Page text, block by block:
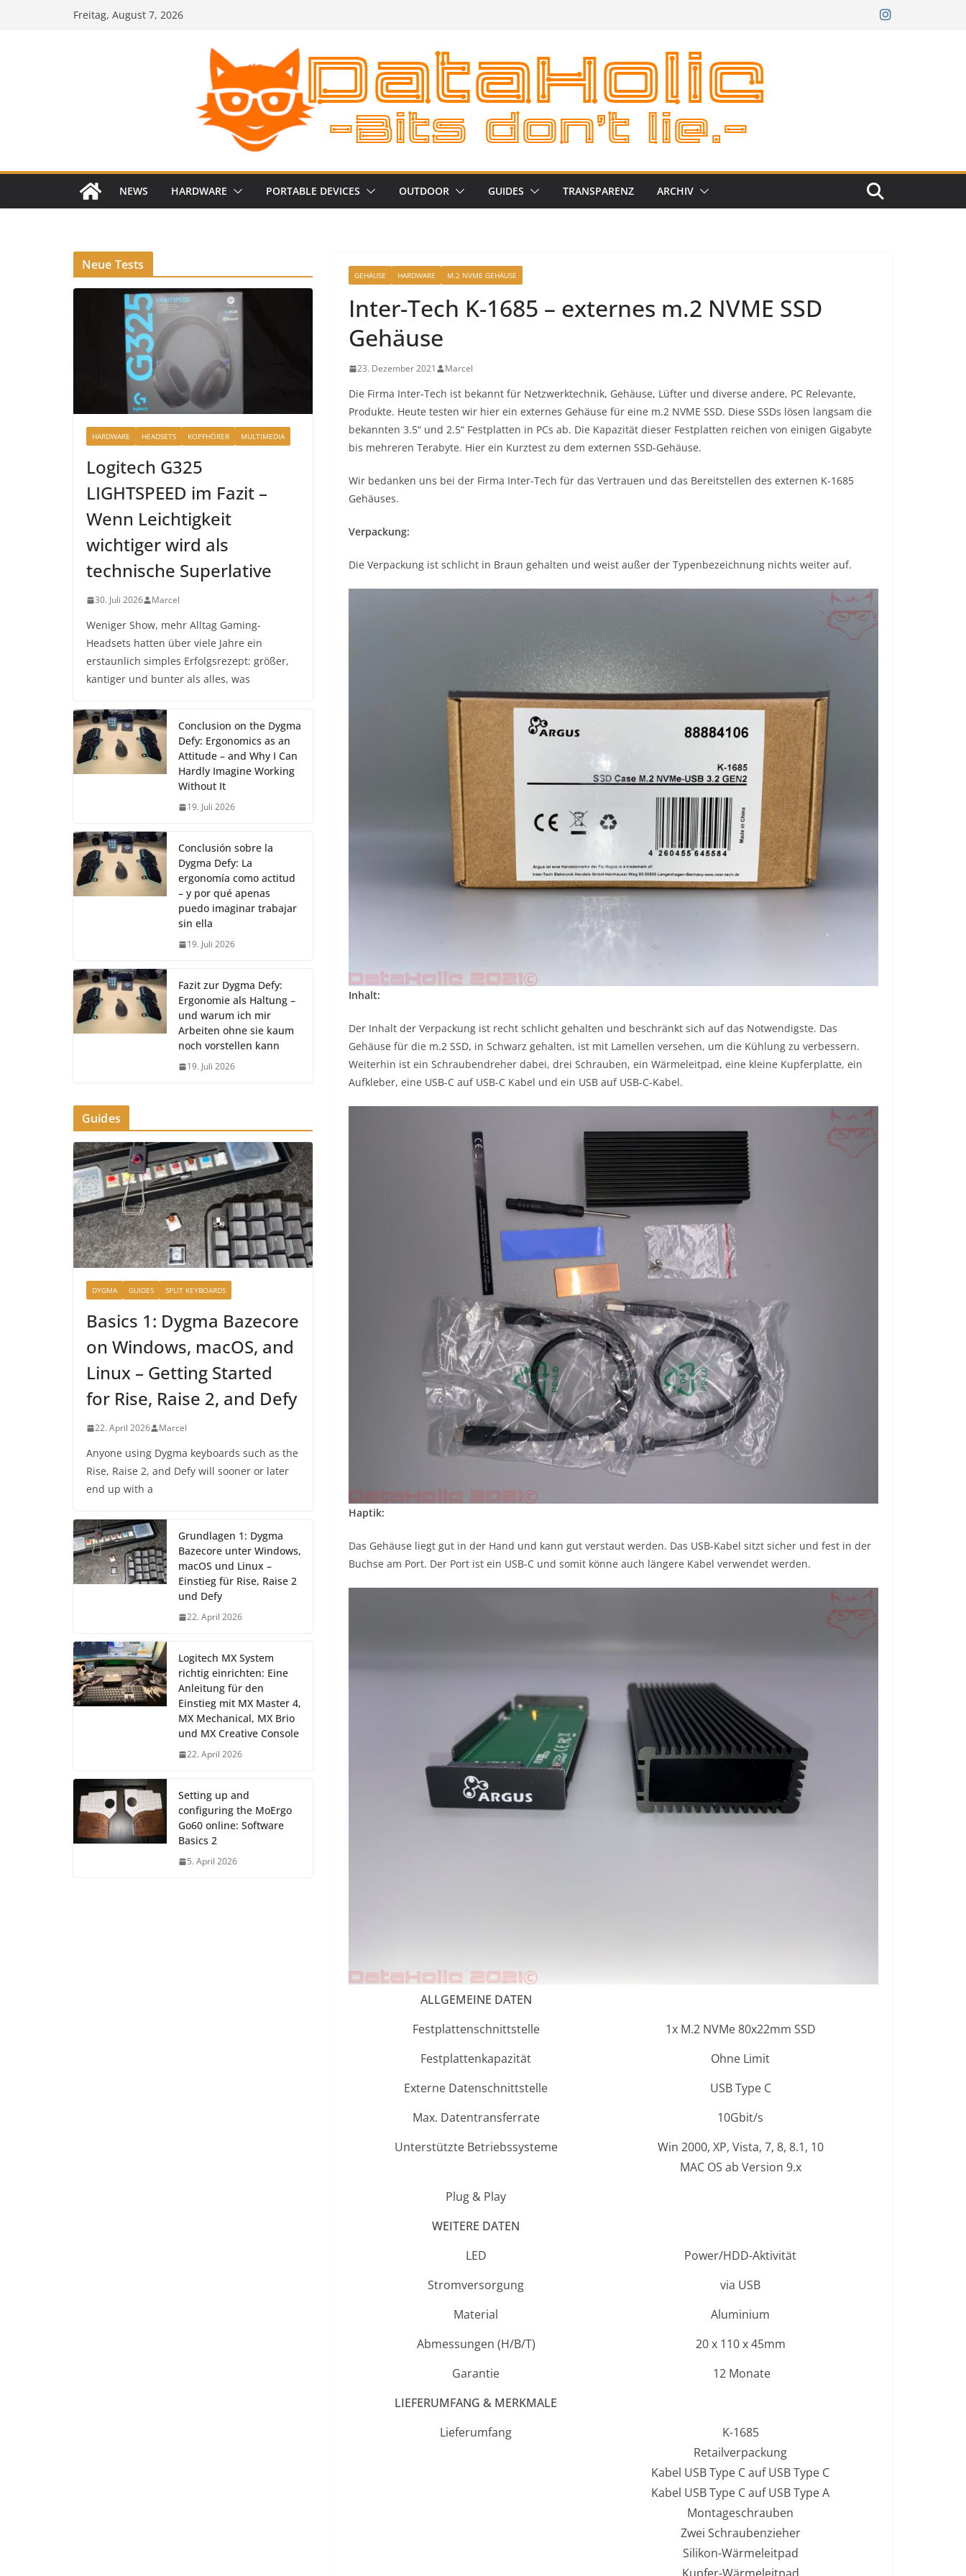
Freitag, August 7, 2026
NEWS HARDWARE PORTABLE DEVICES OUTDOOR GUIDES TRANSPARENZ ARCHIV
GEHÄUSE HARDWARE M.2 NVME GEHÄUSE
Inter-Tech K-1685 – externes m.2 NVME SSD
Gehäuse
23. Dezember 2021 Marcel
Die Firma Inter-Tech ist bekannt für Netzwerktechnik, Gehäuse, Lüfter und diverse andere, PC Relevante,
Produkte. Heute testen wir hier ein externes Gehäuse für eine m.2 NVME SSD. Diese SSDs lösen langsam die
bekannten 3.5“ und 2.5“ Festplatten in PCs ab. Die Kapazität dieser Festplatten reichen von einigen Gigabyte
bis mehreren Terabyte. Hier ein Kurztest zu dem externen SSD-Gehäuse.
Wir bedanken uns bei der Firma Inter-Tech für das Vertrauen und das Bereitstellen des externen K-1685
Gehäuses.
Verpackung:
Die Verpackung ist schlicht in Braun gehalten und weist außer der Typenbezeichnung nichts weiter auf.
Inhalt:
Der Inhalt der Verpackung ist recht schlicht gehalten und beschränkt sich auf das Notwendigste. Das
Gehäuse für die m.2 SSD, in Schwarz gehalten, ist mit Lamellen versehen, um die Kühlung zu verbessern.
Weiterhin ist ein Schraubendreher dabei, drei Schrauben, ein Wärmeleitpad, eine kleine Kupferplatte, ein
Aufkleber, eine USB-C auf USB-C Kabel und ein USB auf USB-C-Kabel.
Haptik:
Das Gehäuse liegt gut in der Hand und kann gut verstaut werden. Das USB-Kabel sitzt sicher und fest in der
Buchse am Port. Der Port ist ein USB-C und somit könne auch längere Kabel verwendet werden.
ALLGEMEINE DATEN
Festplattenschnittstelle
1x M.2 NVMe 80x22mm SSD
Festplattenkapazität
Ohne Limit
Externe Datenschnittstelle
USB Type C
Max. Datentransferrate
10Gbit/s
Unterstützte Betriebssysteme
Win 2000, XP, Vista, 7, 8, 8.1, 10
MAC OS ab Version 9.x
Plug & Play
WEITERE DATEN
LED
Power/HDD-Aktivität
Stromversorgung
via USB
Material
Aluminium
Abmessungen (H/B/T)
20 x 110 x 45mm
Garantie
12 Monate
LIEFERUMFANG & MERKMALE
Lieferumfang
K-1685
Retailverpackung
Kabel USB Type C auf USB Type C
Kabel USB Type C auf USB Type A
Montageschrauben
Zwei Schraubenzieher
Silikon-Wärmeleitpad
Neue Tests
HARDWARE HEADSETS KOPFHÖRER MULTIMEDIA
Logitech G325
LIGHTSPEED im Fazit –
Wenn Leichtigkeit
wichtiger wird als
technische Superlative
30. Juli 2026 Marcel
Weniger Show, mehr Alltag Gaming-
Headsets hatten über viele Jahre ein
erstaunlich simples Erfolgsrezept: größer,
kantiger und bunter als alles, was
Conclusion on the Dygma
Defy: Ergonomics as an
Attitude – and Why I Can
Hardly Imagine Working
Without It
19. Juli 2026
Conclusión sobre la
Dygma Defy: La
ergonomía como actitud
– y por qué apenas
puedo imaginar trabajar
sin ella
19. Juli 2026
Fazit zur Dygma Defy:
Ergonomie als Haltung –
und warum ich mir
Arbeiten ohne sie kaum
noch vorstellen kann
19. Juli 2026
Guides
DYGMA GUIDES SPLIT KEYBOARDS
Basics 1: Dygma Bazecore
on Windows, macOS, and
Linux – Getting Started
for Rise, Raise 2, and Defy
22. April 2026 Marcel
Anyone using Dygma keyboards such as the
Rise, Raise 2, and Defy will sooner or later
end up with a
Grundlagen 1: Dygma
Bazecore unter Windows,
macOS und Linux –
Einstieg für Rise, Raise 2
und Defy
22. April 2026
Logitech MX System
richtig einrichten: Eine
Anleitung für den
Einstieg mit MX Master 4,
MX Mechanical, MX Brio
und MX Creative Console
22. April 2026
Setting up and
configuring the MoErgo
Go60 online: Software
Basics 2
5. April 2026